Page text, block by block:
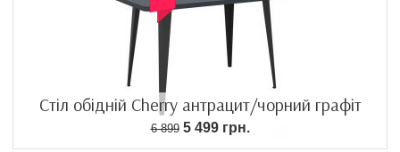
Стіл обідній Cherry антрацит/чорний графіт
6 8995 499 грн.